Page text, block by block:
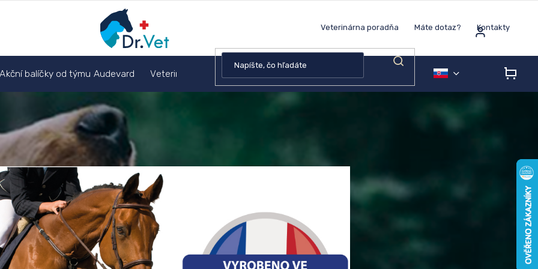
Veterinárna poradňa Máte dotaz? Kontakty
Akční balíčky od týmu Audevard Veterinárna poradňa